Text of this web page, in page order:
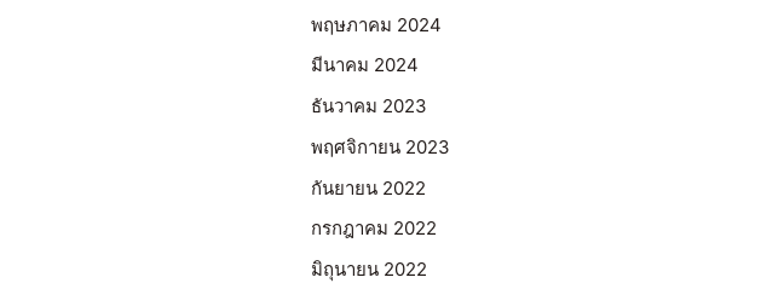
พฤษภาคม 2024
มีนาคม 2024
ธันวาคม 2023
พฤศจิกายน 2023
กันยายน 2022
กรกฎาคม 2022
มิถุนายน 2022